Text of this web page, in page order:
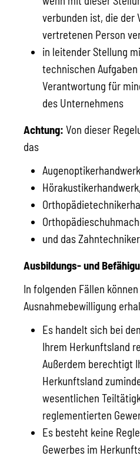
verbunden ist, die der
vertretenen Person
in leitender Stellung
technischen
Verantwortung für
des Unternehmens
Achtung: Von dieser
das
Hörakustikerhandwerk,
und das
Ausbildungs- und
In folgenden Fällen
Ausnahmebewilligung
Es handelt sich bei
Ihrem Herkunftsland
Außerdem berechtigt
Herkunftsland
wesentlichen
reglementierten
Es besteht keine
Gewerbes im